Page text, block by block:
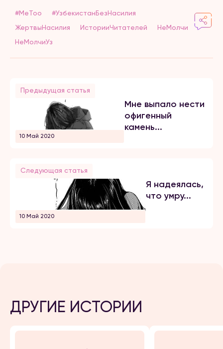
#MeToo
#УзбекистанБезНасилия
ЖертвыНасилия
ИсторииЧитателей
НеМолчи
НеМолчиУз
Предыдущая статья
10 Май 2020
Мне выпало нести
офигенный
камень...
Следующая статья
10 Май 2020
Я надеялась,
что умру...
ДРУГИЕ ИСТОРИИ